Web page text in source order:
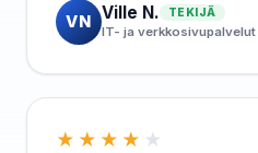
VN Ville N. TEKIJÄ
IT- ja verkkosivupalvelut
★★★★ ★